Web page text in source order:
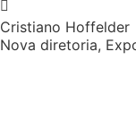
Cristiano Hoffelder
Nova diretoria,